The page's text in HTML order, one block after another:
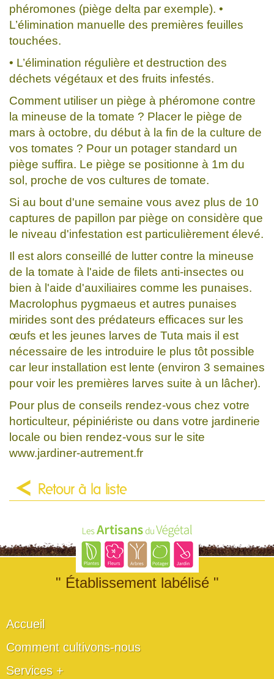
phéromones (piège delta par exemple). •
L’élimination manuelle des premières feuilles
touchées.
• L’élimination régulière et destruction des
déchets végétaux et des fruits infestés.
Comment utiliser un piège à phéromone contre
la mineuse de la tomate ? Placer le piège de
mars à octobre, du début à la fin de la culture de
vos tomates ? Pour un potager standard un
piège suffira. Le piège se positionne à 1m du
sol, proche de vos cultures de tomate.
Si au bout d'une semaine vous avez plus de 10
captures de papillon par piège on considère que
le niveau d'infestation est particulièrement élevé.
Il est alors conseillé de lutter contre la mineuse
de la tomate à l'aide de filets anti-insectes ou
bien à l'aide d'auxiliaires comme les punaises.
Macrolophus pygmaeus et autres punaises
mirides sont des prédateurs efficaces sur les
œufs et les jeunes larves de Tuta mais il est
nécessaire de les introduire le plus tôt possible
car leur installation est lente (environ 3 semaines
pour voir les premières larves suite à un lâcher).
Pour plus de conseils rendez-vous chez votre
horticulteur, pépiniériste ou dans votre jardinerie
locale ou bien rendez-vous sur le site
www.jardiner-autrement.fr
Retour à la liste
" Établissement labélisé "
Accueil
Comment cultivons-nous
Services +